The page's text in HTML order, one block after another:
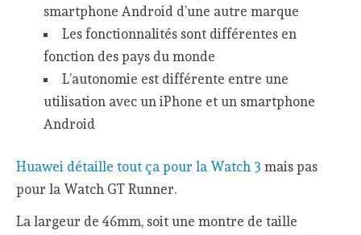
smartphone Android d’une autre marque
Les fonctionnalités sont différentes en
fonction des pays du monde
L’autonomie est différente entre une
utilisation avec un iPhone et un smartphone
Android
Huawei détaille tout ça pour la Watch 3 mais pas
pour la Watch GT Runner.
La largeur de 46mm, soit une montre de taille